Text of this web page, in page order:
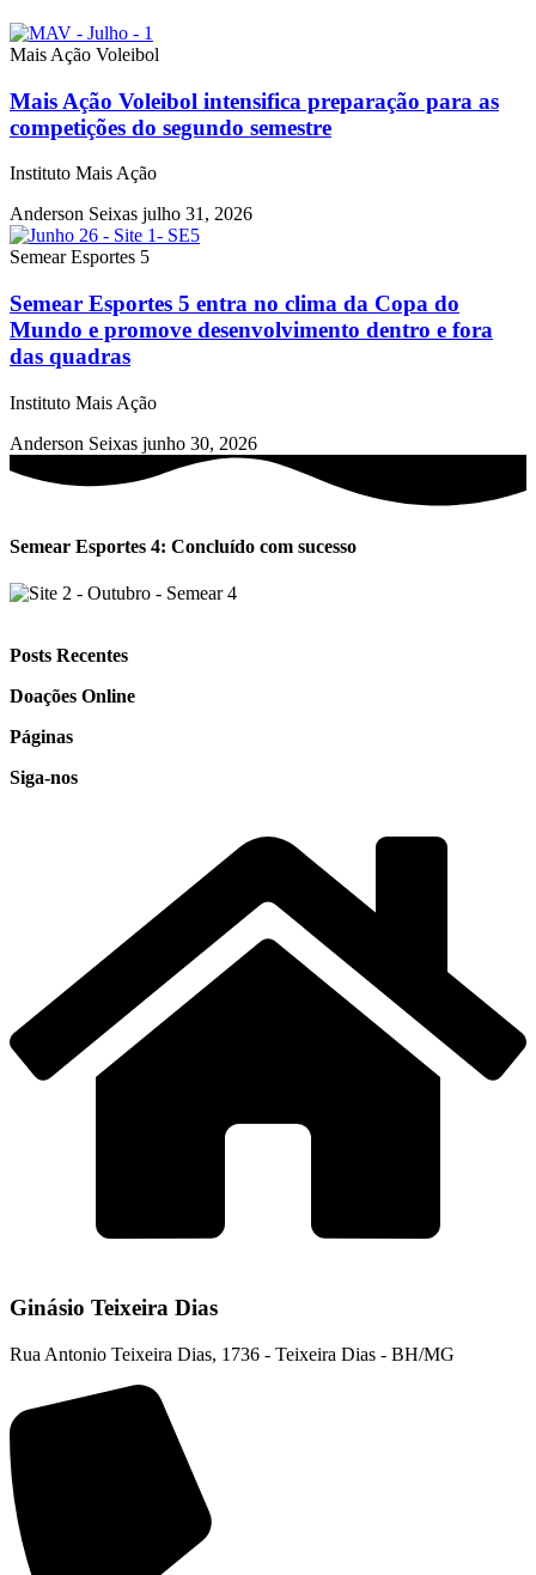
Mais Ação Voleibol
Mais Ação Voleibol intensifica preparação para as
competições do segundo semestre
Instituto Mais Ação
Anderson Seixas julho 31, 2026
Semear Esportes 5
Semear Esportes 5 entra no clima da Copa do
Mundo e promove desenvolvimento dentro e fora
das quadras
Instituto Mais Ação
Anderson Seixas junho 30, 2026
Semear Esportes 4: Concluído com sucesso
Posts Recentes
Doações Online
Páginas
Siga-nos
Ginásio Teixeira Dias
Rua Antonio Teixeira Dias, 1736 - Teixeira Dias - BH/MG